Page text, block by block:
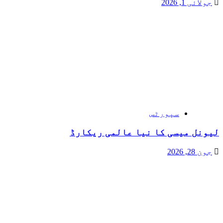
جولائی 1, 2026
سپورٹس
لیونل میسی کا نیا عالمی ریکارڈ
جون 28, 2026